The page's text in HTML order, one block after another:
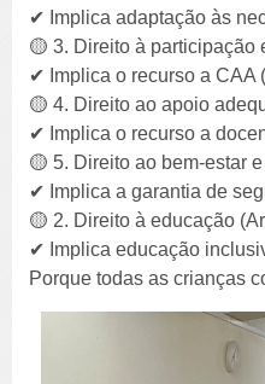
✔ Implica adaptação às
🟡 3. Direito à participação
✔ Implica o recurso a CAA
🟡 4. Direito ao apoio
✔ Implica o recurso a
🟡 5. Direito ao bem-estar
✔ Implica a garantia de
🟡 2. Direito à educação
✔ Implica educação
Porque todas as crianças